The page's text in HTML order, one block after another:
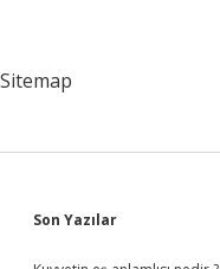
Sitemap
Sidebar
Son Yazılar